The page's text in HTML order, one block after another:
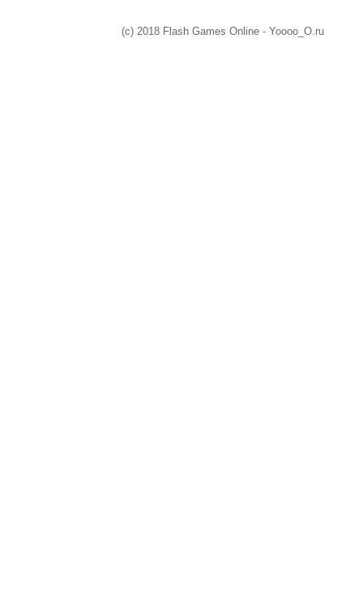
(c) 2018 Flash Games Online - Yoooo_O.ru